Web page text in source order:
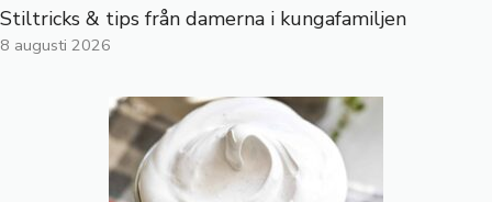
Stiltricks & tips från damerna i kungafamiljen
8 augusti 2026